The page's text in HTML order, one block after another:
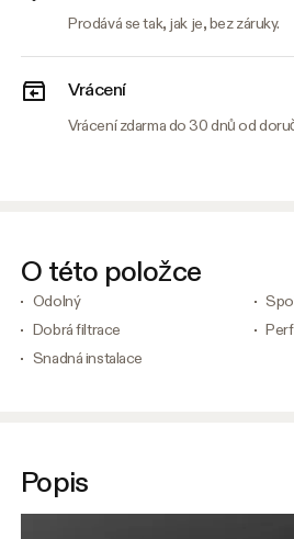
Prodává se tak, jak je, bez záruky.
Vrácení
Vrácení zdarma do 30 dnů od
O této položce
Odolný
Dobrá filtrace
Snadná instalace
Popis